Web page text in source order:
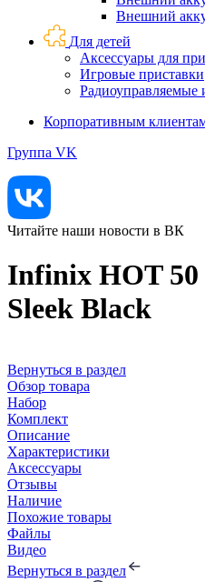
Внешний
Для детей
Аксессуары для
Игровые приставки
Радиоуправляемые
Корпоративным
Группа VK
Читайте наши новости в ВК
Infinix HOT 50
Sleek Black
Вернуться в раздел
Обзор товара
Набор
Комплект
Описание
Характеристики
Аксессуары
Отзывы
Наличие
Похожие товары
Файлы
Видео
Вернуться в раздел